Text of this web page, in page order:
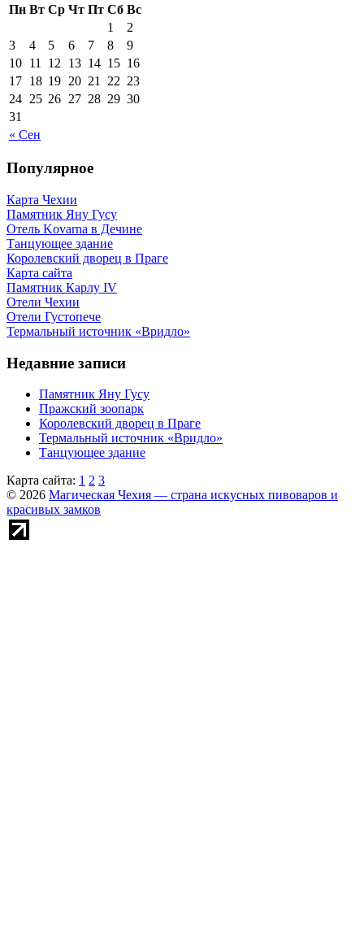
Пн Вт Ср Чт Пт Сб Вс
« Сен
1
2
3
4 5 6 7 8
9
10 11 12 13 14 15 16
17 18 19 20 21 22 23
24 25 26 27 28 29 30
31
Популярное
Карта Чехии
Памятник Яну Гусу
Отель Kovarna в Дечине
Танцующее здание
Королевский дворец в Праге
Карта сайта
Памятник Карлу IV
Отели Чехии
Отели Густопече
Термальный источник «Вридло»
Недавние записи
Памятник Яну Гусу
Пражский зоопарк
Королевский дворец в Праге
Термальный источник «Вридло»
Танцующее здание
Карта сайта: 1 2 3
© 2026 Магическая Чехия — страна искусных пивоваров и
красивых замков